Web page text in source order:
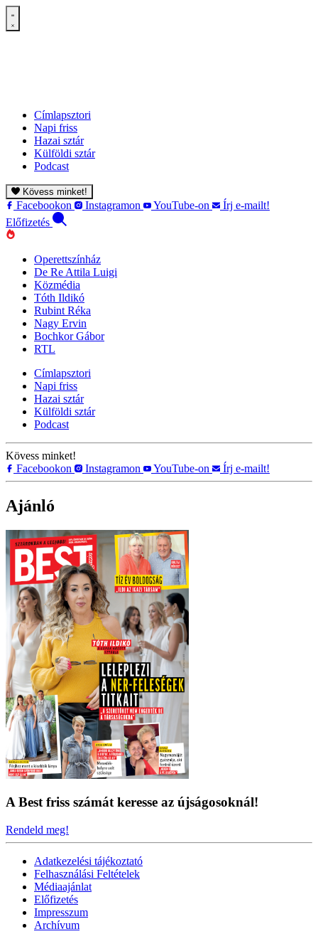
Címlapsztori
Napi friss
Hazai sztár
Külföldi sztár
Podcast
Kövess minket!
Facebookon Instagramon YouTube-on
Írj e-mailt!
Előfizetés
Operettszínház
De Re Attila Luigi
Közmédia
Tóth Ildikó
Rubint Réka
Nagy Ervin
Bochkor Gábor
RTL
Címlapsztori
Napi friss
Hazai sztár
Külföldi sztár
Podcast
Kövess minket!
Facebookon
Instagramon YouTube-on Írj e-mailt!
Ajánló
A Best friss számát keresse az újságosoknál!
Rendeld meg!
Adatkezelési tájékoztató
Felhasználási Feltételek
Médiaajánlat
Előfizetés
Impresszum
Archívum